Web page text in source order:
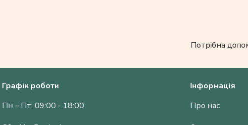
Потрібна
Графік роботи
Пн – Пт: 09:00 - 18:00
Інформація
Про нас